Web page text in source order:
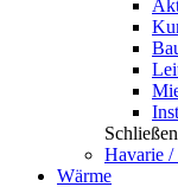
Schließen
Havarie /
Wärme